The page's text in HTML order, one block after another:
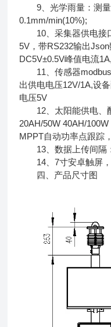
9、光学雨量：测量
0.1mm/min(10%);
10、采集器供电接
5V，带RS232输出
DC5V±0.5V峰值电流1A,
11、传感器modbus
出供电电压12V/1A,设
电压5V
12、太阳能供电、
20AH/50W 40AH/
MPPT自动功率点跟踪
13、数据上传间隔
14、7寸安卓触屏，
四、产品尺寸图